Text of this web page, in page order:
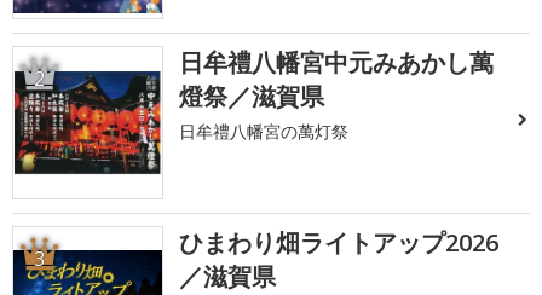
2
日牟禮八幡宮中元みあかし萬
燈祭／滋賀県
日牟禮八幡宮の萬灯祭
3
ひまわり畑ライトアップ2026
／滋賀県